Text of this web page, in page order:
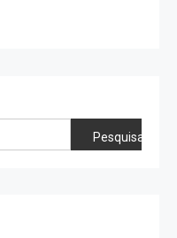
Pesquisar